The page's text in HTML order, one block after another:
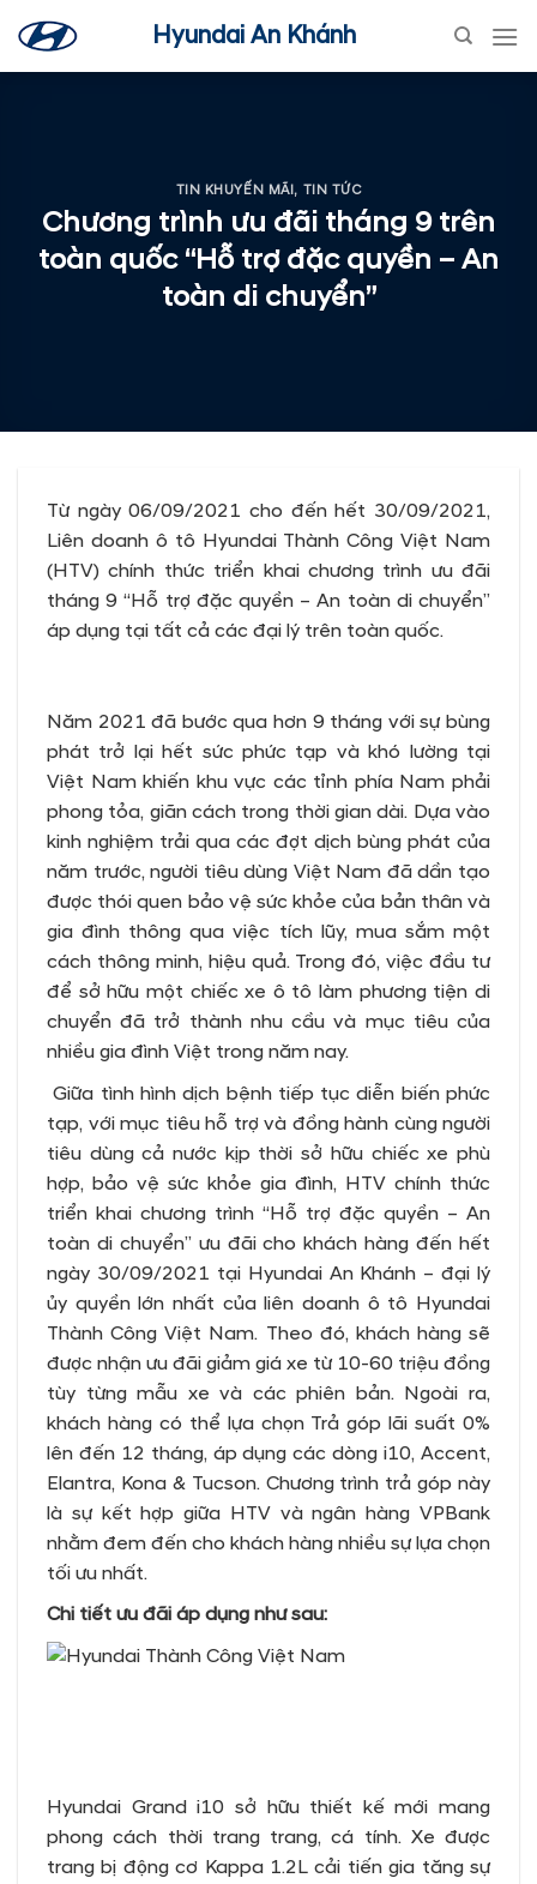
to
content
Hyundai An Khánh
TIN KHUYẾN MÃI, TIN TỨC
Chương trình ưu đãi tháng 9 trên
toàn quốc “Hỗ trợ đặc quyền – An
toàn di chuyển”
Từ ngày 06/09/2021 cho đến hết 30/09/2021,
Liên doanh ô tô Hyundai Thành Công Việt Nam
(HTV) chính thức triển khai chương trình ưu đãi
tháng 9 “Hỗ trợ đặc quyền – An toàn di chuyển”
áp dụng tại tất cả các đại lý trên toàn quốc.
Năm 2021 đã bước qua hơn 9 tháng với sự bùng
phát trở lại hết sức phức tạp và khó lường tại
Việt Nam khiến khu vực các tỉnh phía Nam phải
phong tỏa, giãn cách trong thời gian dài. Dựa vào
kinh nghiệm trải qua các đợt dịch bùng phát của
năm trước, người tiêu dùng Việt Nam đã dần tạo
được thói quen bảo vệ sức khỏe của bản thân và
gia đình thông qua việc tích lũy, mua sắm một
cách thông minh, hiệu quả. Trong đó, việc đầu tư
để sở hữu một chiếc xe ô tô làm phương tiện di
chuyển đã trở thành nhu cầu và mục tiêu của
nhiều gia đình Việt trong năm nay.
Giữa tình hình dịch bệnh tiếp tục diễn biến phức
tạp, với mục tiêu hỗ trợ và đồng hành cùng người
tiêu dùng cả nước kịp thời sở hữu chiếc xe phù
hợp, bảo vệ sức khỏe gia đình, HTV chính thức
triển khai chương trình “Hỗ trợ đặc quyền – An
toàn di chuyển” ưu đãi cho khách hàng đến hết
ngày 30/09/2021 tại Hyundai An Khánh – đại lý
ủy quyền lớn nhất của liên doanh ô tô Hyundai
Thành Công Việt Nam. Theo đó, khách hàng sẽ
được nhận ưu đãi giảm giá xe từ 10-60 triệu đồng
tùy từng mẫu xe và các phiên bản. Ngoài ra,
khách hàng có thể lựa chọn Trả góp lãi suất 0%
lên đến 12 tháng, áp dụng các dòng i10, Accent,
Elantra, Kona & Tucson. Chương trình trả góp này
là sự kết hợp giữa HTV và ngân hàng VPBank
nhằm đem đến cho khách hàng nhiều sự lựa chọn
tối ưu nhất.
Chi tiết ưu đãi áp dụng như sau:
Hyundai Grand i10 sở hữu thiết kế mới mang
phong cách thời trang trang, cá tính. Xe được
trang bị động cơ Kappa 1.2L cải tiến gia tăng sự